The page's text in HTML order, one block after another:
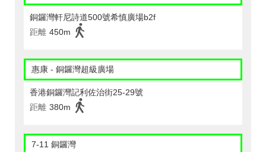
銅鑼灣軒尼詩道500號希慎廣場b2f
距離 450m
惠康 - 銅鑼灣超級廣場
香港銅鑼灣記利佐治街25-29號
距離 380m
7-11 銅鑼灣